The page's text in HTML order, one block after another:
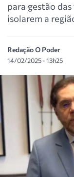
para gestão
isolarem a
Redação O Poder
14/02/2025 - 13h25